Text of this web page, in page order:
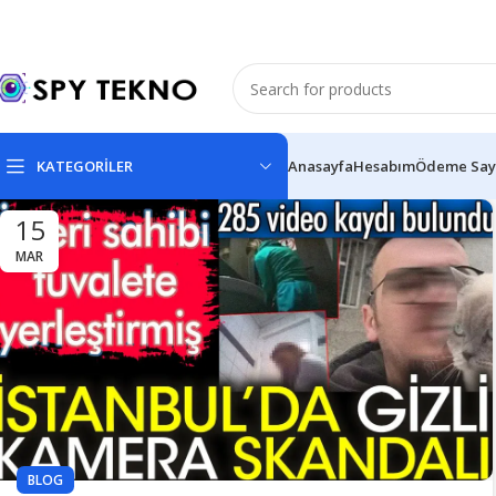
KATEGORİLER AnasayfaHesabımÖdeme
15
MAR
BLOG